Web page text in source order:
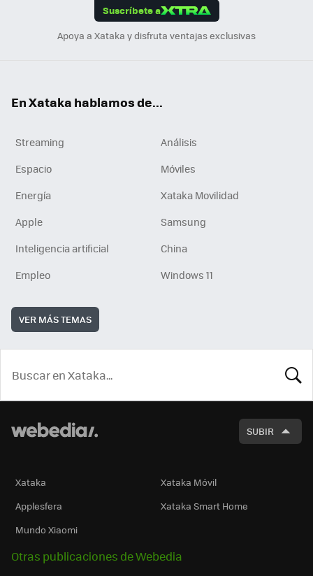
Suscríbete a
Apoya a Xataka y disfruta ventajas exclusivas
En Xataka hablamos de...
Streaming
Análisis
Espacio
Móviles
Energía
Xataka Movilidad
Apple
Samsung
Inteligencia artificial
China
Empleo
Windows 11
VER MÁS TEMAS
SUBIR
Xataka
Xataka Móvil
Applesfera
Xataka Smart Home
Mundo Xiaomi
Otras publicaciones de Webedia